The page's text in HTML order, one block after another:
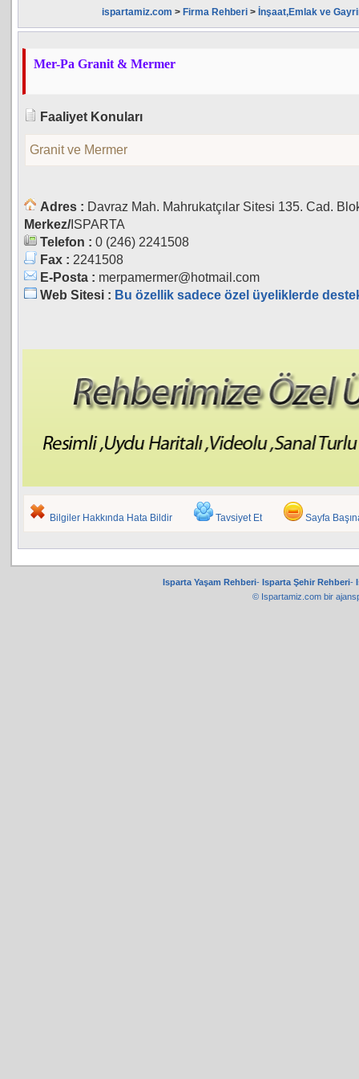
ispartamiz.com > Firma Rehberi > İnşaat,Emlak ve
Mer-Pa Granit & Mermer
Faaliyet Konuları
Granit ve Mermer
Adres : Davraz Mah. Mahrukatçılar Sitesi 135. Cad.
Merkez/ISPARTA
Telefon : 0 (246) 2241508
Fax : 2241508
E-Posta : merpamermer@hotmail.com
Web Sitesi : Bu özellik sadece özel üyeliklerde
Bilgiler Hakkında Hata Bildir Tavsiyet Et Sayfa
Isparta Yaşam Rehberi- Isparta Şehir Rehberi-
© Ispartamiz.com bir